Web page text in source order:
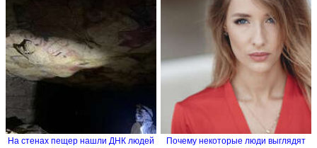
На стенах пещер нашли ДНК людей
Почему некоторые люди выглядят